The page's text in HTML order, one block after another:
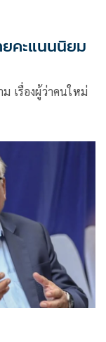
คะแนนนิยม
เรื่องผู้ว่าคนใหม่